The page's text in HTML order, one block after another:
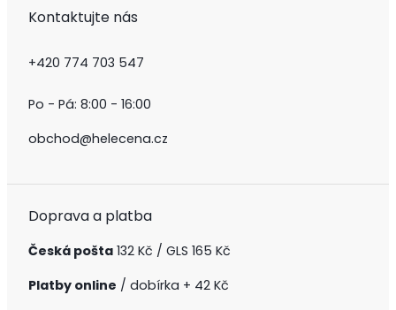
Kontaktujte nás
+420 774 703 547
Po - Pá: 8:00 - 16:00
obchod@helecena.cz
Doprava a platba
Česká pošta 132 Kč / GLS 165 Kč
Platby online / dobírka + 42 Kč